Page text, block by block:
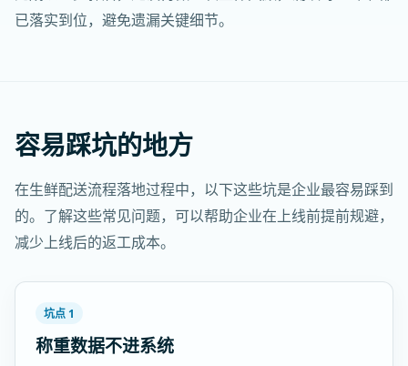
已落实到位，避免遗漏关键细节。
容易踩坑的地方
在生鲜配送流程落地过程中，以下这些坑是企业最容易踩到
的。了解这些常见问题，可以帮助企业在上线前提前规避，
减少上线后的返工成本。
坑点 1
称重数据不进系统